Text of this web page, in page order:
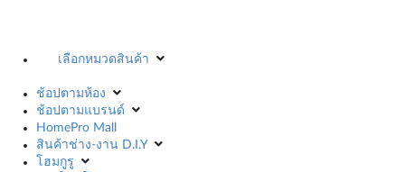
เลือกหมวดสินค้า
ช้อปตามห้อง
ช้อปตามแบรนด์
HomePro Mall
สินค้าช่าง-งาน D.I.Y
โฮมกูรู